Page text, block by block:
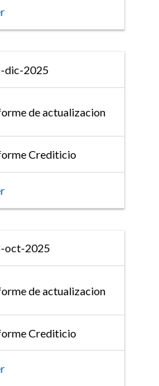
dic-2025
de actualizacion
Crediticio
oct-2025
de actualizacion
Crediticio